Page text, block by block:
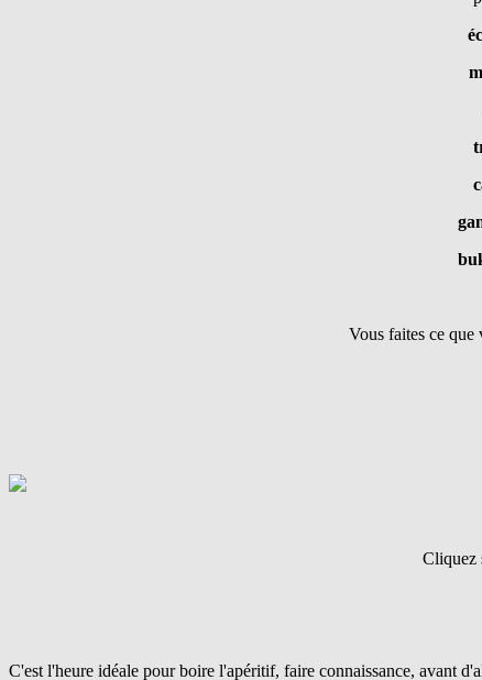
Vous faites ce
Cliquez
C'est l'heure idéale pour boire l'apéritif, faire connaissance, avant